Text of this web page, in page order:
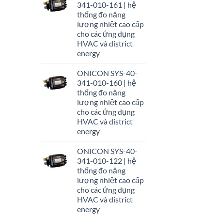
341-010-161 | hệ
thống đo năng
lượng nhiệt cao cấp
cho các ứng dụng
HVAC và district
energy
ONICON SYS-40-
341-010-160 | hệ
thống đo năng
lượng nhiệt cao cấp
cho các ứng dụng
HVAC và district
energy
ONICON SYS-40-
341-010-122 | hệ
thống đo năng
lượng nhiệt cao cấp
cho các ứng dụng
HVAC và district
energy